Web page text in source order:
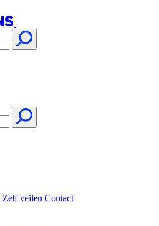
Zelf veilen Contact